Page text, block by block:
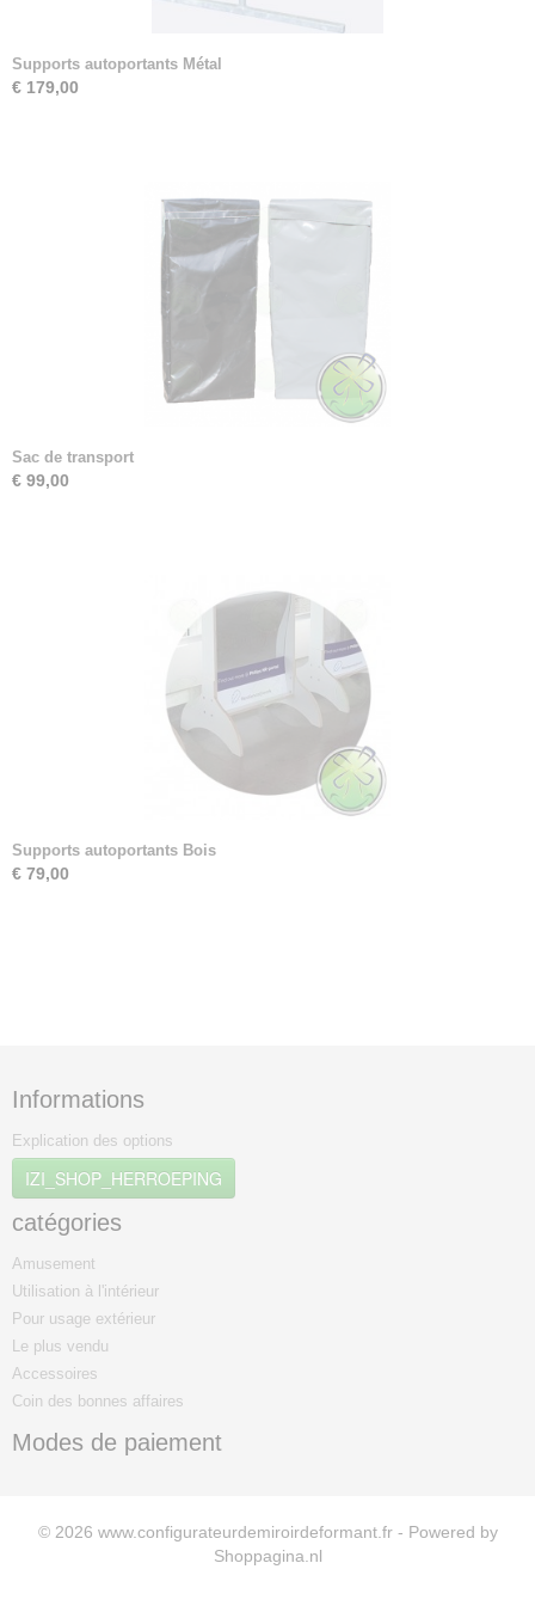
Supports autoportants Métal
€ 179,00
Sac de transport
€ 99,00
Supports autoportants Bois
€ 79,00
Informations
Explication des options
IZI_SHOP_HERROEPING
catégories
Amusement
Utilisation à l'intérieur
Pour usage extérieur
Le plus vendu
Accessoires
Coin des bonnes affaires
Modes de paiement
© 2026 www.configurateurdemiroirdeformant.fr - Powered by
Shoppagina.nl